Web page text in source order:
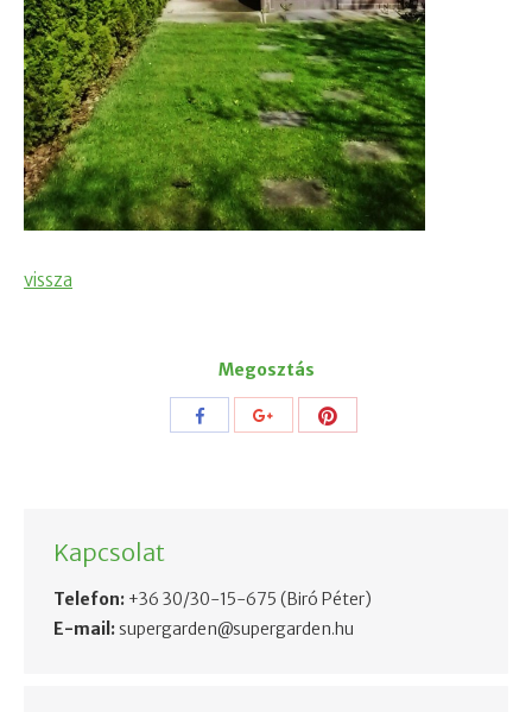
vissza
Megosztás
Share
Kapcsolat
Telefon: +36 30/30-15-675 (Biró Péter)
E-mail: supergarden@supergarden.hu